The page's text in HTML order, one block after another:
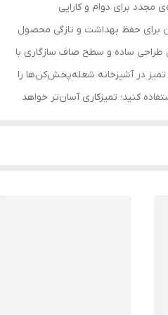
مجدد برای دوام و کارایی
برای حفظ بهداشت و تازگی محصول
طراحی ساده و سطح صاف سازگاری با
در آشپزخانه شعله‌پخش‌کن‌ها را
کنید؛ تمیزکاری آسان‌تر خواهد